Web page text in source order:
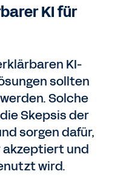
KI für
KI-
sollten
Solche
Skepsis der
sorgen dafür,
akzeptiert und
wird.